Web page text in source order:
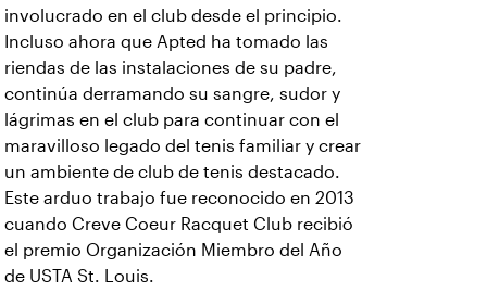
involucrado en el club desde el principio.
Incluso ahora que Apted ha tomado las
riendas de las instalaciones de su padre,
continúa derramando su sangre, sudor y
lágrimas en el club para continuar con el
maravilloso legado del tenis familiar y crear
un ambiente de club de tenis destacado.
Este arduo trabajo fue reconocido en 2013
cuando Creve Coeur Racquet Club recibió
el premio Organización Miembro del Año
de USTA St. Louis.